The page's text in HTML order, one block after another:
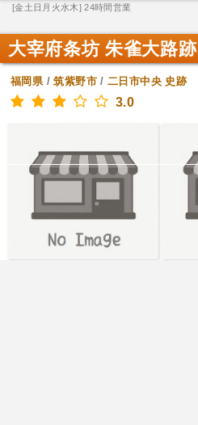
[金土日月火水木] 24時間営業
大宰府条坊 朱雀大路跡
福岡県/筑紫野市/二日市中央 史跡
3.0